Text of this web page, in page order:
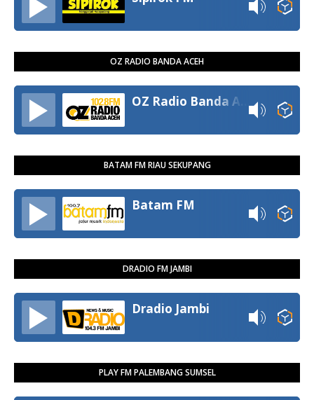
OZ RADIO BANDA ACEH
BATAM FM RIAU SEKUPANG
Batam FM
DRADIO FM JAMBI
Dradio Jambi
PLAY FM PALEMBANG SUMSEL